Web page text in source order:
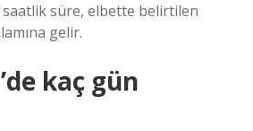
süre, elbette belirtilen
gelir.
kaç gün